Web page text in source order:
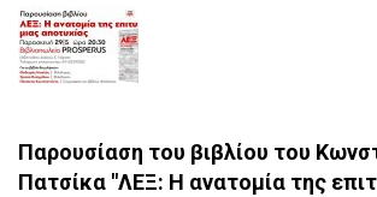
Παρουσίαση του βιβλίου του
Πατσίκα "ΛΕΞ: Η ανατομία της